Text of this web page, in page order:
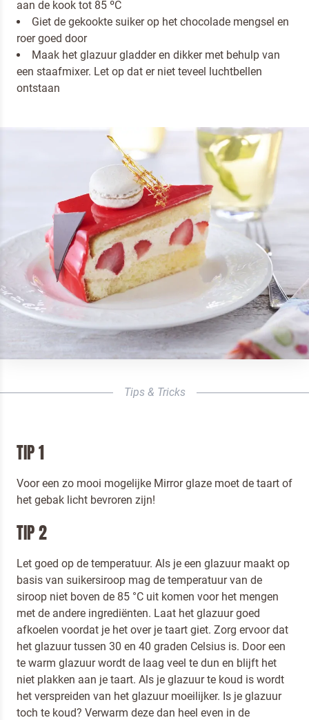
aan de kook tot 85 ºC
Giet de gekookte suiker op het chocolade mengsel en
roer goed door
Maak het glazuur gladder en dikker met behulp van
een staafmixer. Let op dat er niet teveel luchtbellen
ontstaan
Tips & Tricks
TIP 1
Voor een zo mooi mogelijke Mirror glaze moet de taart of
het gebak licht bevroren zijn!
TIP 2
Let goed op de temperatuur. Als je een glazuur maakt op
basis van suikersiroop mag de temperatuur van de
siroop niet boven de 85 °C uit komen voor het mengen
met de andere ingrediënten. Laat het glazuur goed
afkoelen voordat je het over je taart giet. Zorg ervoor dat
het glazuur tussen 30 en 40 graden Celsius is. Door een
te warm glazuur wordt de laag veel te dun en blijft het
niet plakken aan je taart. Als je glazuur te koud is wordt
het verspreiden van het glazuur moeilijker. Is je glazuur
toch te koud? Verwarm deze dan heel even in de